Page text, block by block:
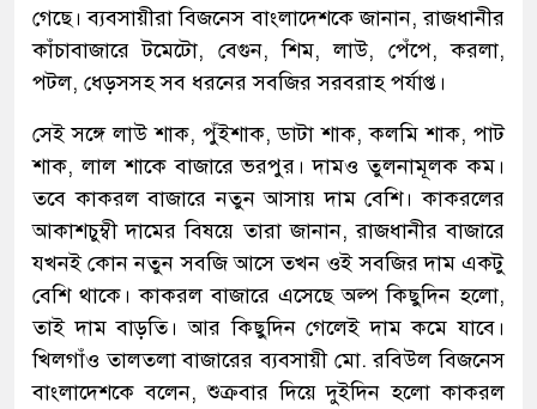
গেছে। ব্যবসায়ীরা বিজনেস বাংলাদেশকে জানান, রাজধানীর
কাঁচাবাজারে টমেটো, বেগুন, শিম, লাউ, পেঁপে, করলা,
পটল, ধেড়সসহ সব ধরনের সবজির সরবরাহ পর্যাপ্ত।
সেই সঙ্গে লাউ শাক, পুঁইশাক, ডাটা শাক, কলমি শাক, পাট
শাক, লাল শাকে বাজারে ভরপুর। দামও তুলনামূলক কম।
তবে কাকরল বাজারে নতুন আসায় দাম বেশি। কাকরলের
আকাশচুম্বী দামের বিষয়ে তারা জানান, রাজধানীর বাজারে
যখনই কোন নতুন সবজি আসে তখন ওই সবজির দাম একটু
বেশি থাকে। কাকরল বাজারে এসেছে অল্প কিছুদিন হলো,
তাই দাম বাড়তি। আর কিছুদিন গেলেই দাম কমে যাবে।
খিলগাঁও তালতলা বাজারের ব্যবসায়ী মো. রবিউল বিজনেস
বাংলাদেশকে বলেন, শুক্রবার দিয়ে দুইদিন হলো কাকরল